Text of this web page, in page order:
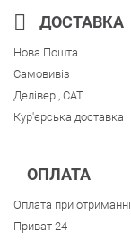
ДОСТАВКА
Нова Пошта
Самовивіз
Делівері, CAT
Кур'єрська доставка
ОПЛАТА
Оплата при отриманні
Приват 24